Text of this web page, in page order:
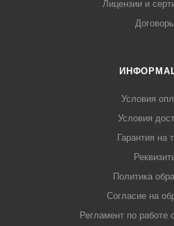
Лицензии и
Условия
Условия
Гарантия на
Политика
Согласие на
Регламент по работе